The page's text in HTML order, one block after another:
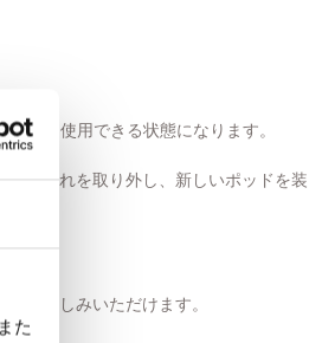
た
と、使用できる状態になります。
。これを取り外し、新しいポッドを装
お楽しみいただけます。